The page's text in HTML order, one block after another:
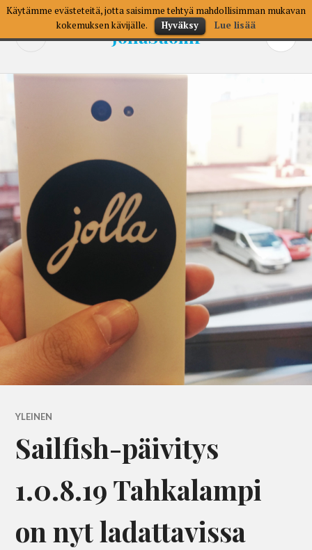
Skip
content
JollaSuomi
SEARCH
YLEINEN
Sailfish-päivitys
1.0.8.19 Tahkalampi
on nyt ladattavissa
Käytämme evästeteitä, jotta saisimme tehtyä mahdollisimman mukavan
kokemuksen kävijälle.
Hyväksy Lue lisää